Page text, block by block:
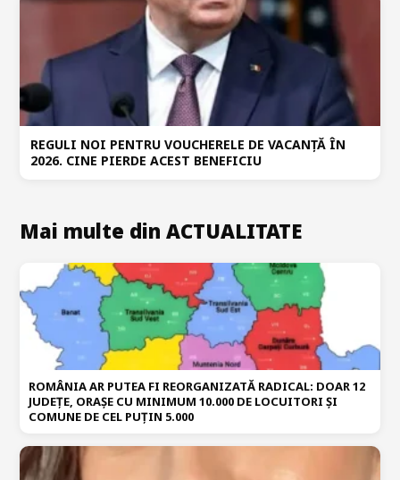
REGULI NOI PENTRU VOUCHERELE DE VACANȚĂ ÎN
2026. CINE PIERDE ACEST BENEFICIU
Mai multe din ACTUALITATE
ROMÂNIA AR PUTEA FI REORGANIZATĂ RADICAL: DOAR 12
JUDEȚE, ORAȘE CU MINIMUM 10.000 DE LOCUITORI ȘI
COMUNE DE CEL PUȚIN 5.000